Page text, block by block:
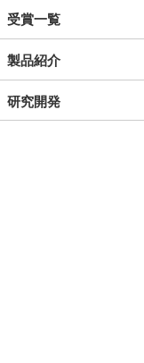
受賞一覧
製品紹介
研究開発